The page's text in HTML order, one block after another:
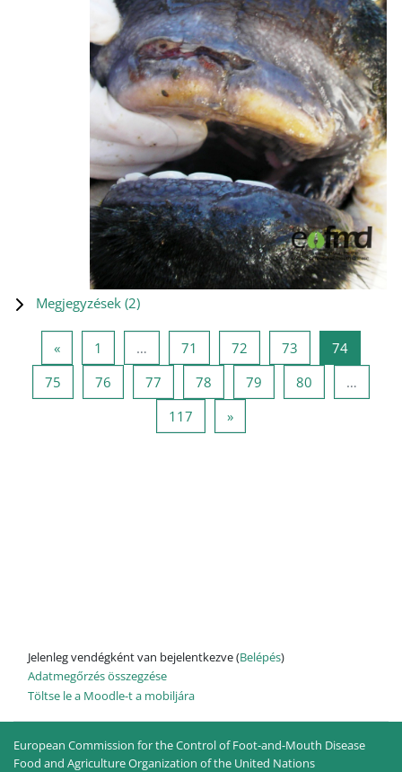
Megjegyzések (2)
«Előző oldal
1 … 71 71 oldal
72 72 oldal
73 73 oldal
7474 oldal
75 75 oldal
76 76 oldal
77 77 oldal
78 78 oldal
79 79 oldal
80
…
117 117 oldal
»Következő oldal
Jelenleg vendégként van bejelentkezve (Belépés)
Adatmegőrzés összegzése
Töltse le a Moodle-t a mobiljára
European Commission for the Control of Foot-and-Mouth Disease
Food and Agriculture Organization of the United Nations